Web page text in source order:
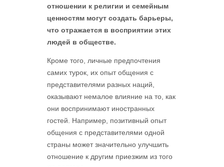
отношении к религии и семейным
ценностям могут создать барьеры,
что отражается в восприятии этих
людей в обществе.
Кроме того, личные предпочтения
самих турок, их опыт общения с
представителями разных наций,
оказывают немалое влияние на то, как
они воспринимают иностранных
гостей. Например, позитивный опыт
общения с представителями одной
страны может значительно улучшить
отношение к другим приезжим из того